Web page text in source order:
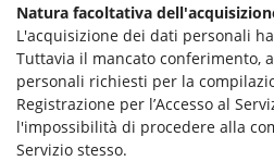
Natura facoltativa
L'acquisizione dei dati personali
Tuttavia il mancato conferimento,
personali richiesti per la
Registrazione per l’Accesso al
l'impossibilità di procedere alla
Servizio stesso.